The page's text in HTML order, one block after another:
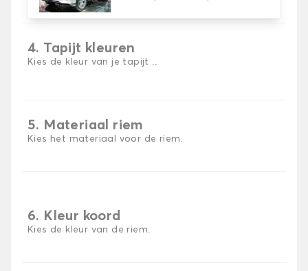
4. Tapijt kleuren
Kies de kleur van je tapijt ..
5. Materiaal riem
Kies het materiaal voor de riem.
6. Kleur koord
Kies de kleur van de riem.